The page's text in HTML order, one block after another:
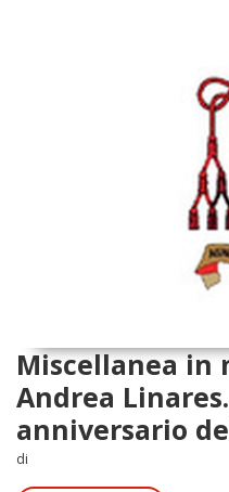
Miscellanea in
Andrea
anniversario
di